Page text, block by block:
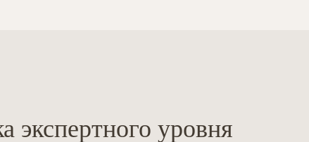
экспертного уровня